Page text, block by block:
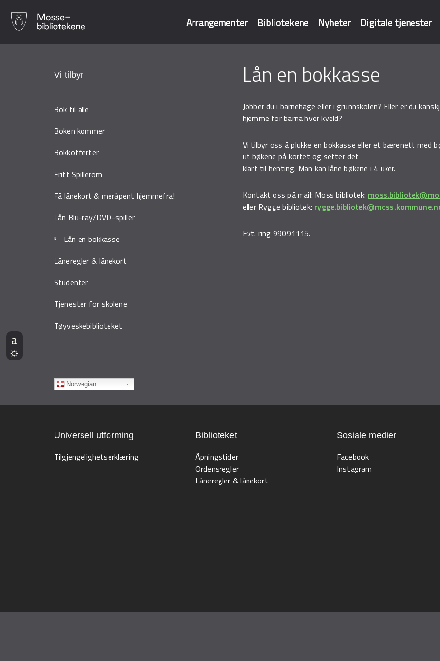
Arrangementer Bibliotekene Nyheter Digitale tjenester
Vi tilbyr
Bok til alle
Boken kommer
Bokkofferter
Fritt Spillerom
Få lånekort & meråpent hjemmefra!
Lån Blu-ray/DVD-spiller
Lån en bokkasse
Låneregler & lånekort
Studenter
Tjenester for skolene
Tøyveskebiblioteket
Lån en bokkasse
Jobber du i barnehage eller i grunnskolen? Eller er du
hjemme for barna hver kveld?
Vi tilbyr oss å plukke en bokkasse eller et bærenett med
ut bøkene på kortet og setter det
klart til henting. Man kan låne bøkene i 4 uker.
Kontakt oss på mail: Moss bibliotek:
eller Rygge bibliotek:
Evt. ring 99091115.
Norwegian
Universell utforming
Tilgjengelighetserklæring
Biblioteket
Åpningstider
Ordensregler
Låneregler & lånekort
Sosiale medier
Facebook
Instagram